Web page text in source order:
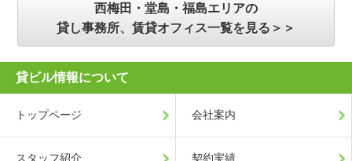
西梅田・堂島・福島エリアの
貸し事務所、賃貸オフィス一覧を見る＞＞
貸ビル情報について
トップページ 会社案内
スタッフ紹介 契約実績